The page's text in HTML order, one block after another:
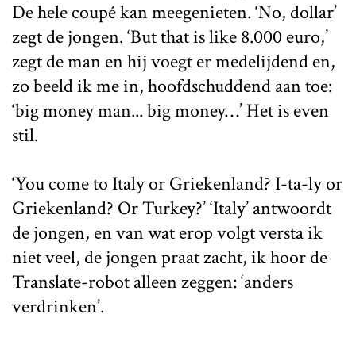
De hele coupé kan meegenieten. ‘No, dollar’
zegt de jongen. ‘But that is like 8.000 euro,’
zegt de man en hij voegt er medelijdend en,
zo beeld ik me in, hoofdschuddend aan toe:
‘big money man... big money…’ Het is even
stil.
‘You come to Italy or Griekenland? I-ta-ly or
Griekenland? Or Turkey?’ ‘Italy’ antwoordt
de jongen, en van wat erop volgt versta ik
niet veel, de jongen praat zacht, ik hoor de
Translate-robot alleen zeggen: ‘anders
verdrinken’.